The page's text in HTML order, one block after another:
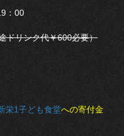
：00
ドリンク代￥600必要）
栄1子ども食堂への寄付金